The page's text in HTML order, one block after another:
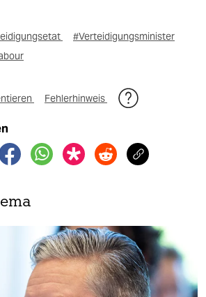
#Verteidigungsminister
Fehlerhinweis